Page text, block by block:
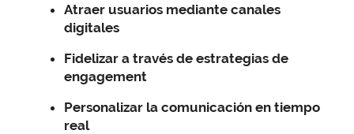
Atraer usuarios mediante canales
digitales
Fidelizar a través de estrategias de
engagement
Personalizar la comunicación en tiempo
real